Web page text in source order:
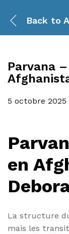
Back to
Parvana
5 octobre 2025
en
La structure
mais les